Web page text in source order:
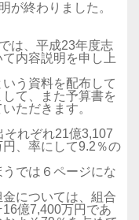
終わりました。
は、平成23年度志
内容説明を申し上
う資料を配布して
て、また予算書を
ただきます。
れぞれ21億3,107
、率にして9.2％の
では６ページにな
については、組合
億7,400万円であ